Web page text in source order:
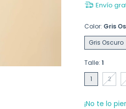
Envío
Color: Gris
Gris Oscuro
Talle: 1
1
2
¡No te lo